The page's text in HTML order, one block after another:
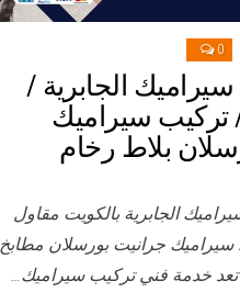
0
الجابرية /
/ تركيب سيراميك
بلاط رخام
الجابرية بالكويت مقاول
سيراميك جرانيت بورسلان مطابخ
خدمة فني تركيب سيراميك…